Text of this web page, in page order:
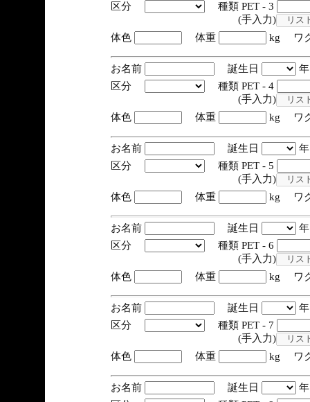
区分
種類 PET - 3
(手入力)
体色
体重 kg ワ
お名前 誕生日
区分
種類 PET - 4
(手入力)
体色
体重 kg ワ
お名前 誕生日
区分
種類 PET - 5
(手入力)
体色
体重 kg ワ
お名前 誕生日
区分
種類 PET - 6
(手入力)
体色
体重 kg ワ
お名前 誕生日
区分
種類 PET - 7
(手入力)
体色
体重 kg ワ
お名前 誕生日